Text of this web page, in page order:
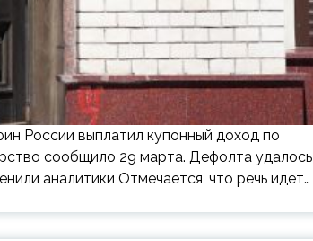
России выплатил купонный доход по
сообщило 29 марта. Дефолта удалось
аналитики Отмечается, что речь идет…